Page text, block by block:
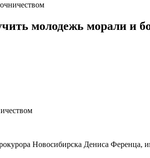
молодежь морали и
Новосибирска Дениса Ференца,